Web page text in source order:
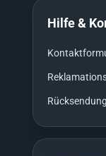
Hilfe &